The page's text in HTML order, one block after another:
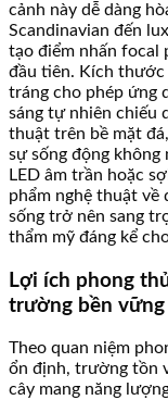
cảnh này dễ dàng
Scandinavian đến
tạo điểm nhấn focal
đầu tiên. Kích
tráng cho phép ứng
sáng tự nhiên chiếu
thuật trên bề mặt
sự sống động không
LED âm trần hoặc
phẩm nghệ thuật về
sống trở nên sang
thẩm mỹ đáng kể
Lợi ích phong
trường bền vững
Theo quan niệm
ổn định, trường tồn
cây mang năng